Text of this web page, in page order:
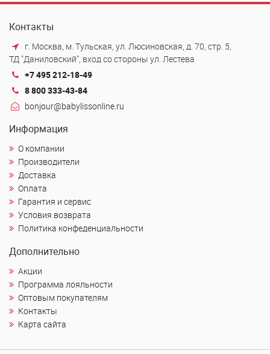
Контакты
г. Москва, м. Тульская, ул. Люсиновская, д. 70, стр. 5,
ТД "Даниловский", вход со стороны ул. Лестева
+7 495 212-18-49
8 800 333-43-84
bonjour@babylissonline.ru
Информация
О компании
Производители
Доставка
Оплата
Гарантия и сервис
Условия возврата
Политика конфеденциальности
Дополнительно
Акции
Программа лояльности
Оптовым покупателям
Контакты
Карта сайта